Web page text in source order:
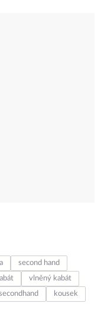
second hand
vlněný kabát
kousek